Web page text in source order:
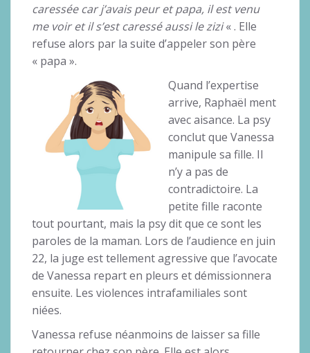
caressée car j’avais peur et papa, il est venu
me voir et il s’est caressé aussi le zizi« . Elle
refuse alors par la suite d’appeler son père
« papa ».
Quand l’expertise
arrive, Raphaël ment
avec aisance. La psy
conclut que Vanessa
manipule sa fille. Il
n’y a pas de
contradictoire. La
petite fille raconte
tout pourtant, mais la psy dit que ce sont les
paroles de la maman. Lors de l’audience en juin
22, la juge est tellement agressive que l’avocate
de Vanessa repart en pleurs et démissionnera
ensuite. Les violences intrafamiliales sont
niées.
Vanessa refuse néanmoins de laisser sa fille